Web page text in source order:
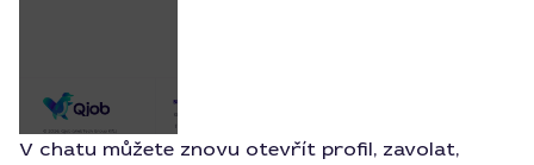
V chatu můžete znovu otevřít profil, zavolat,